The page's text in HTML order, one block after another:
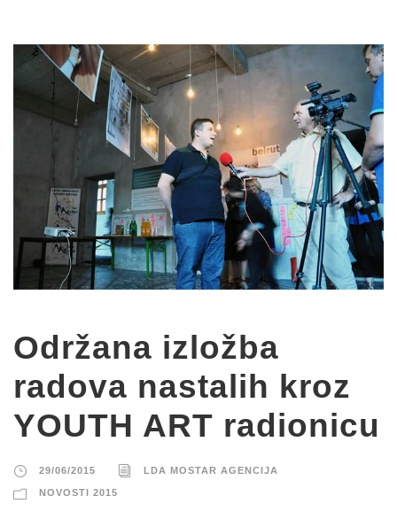
Održana izložba
radova nastalih kroz
YOUTH ART radionicu
29/06/2015 LDA MOSTAR AGENCIJA
NOVOSTI 2015